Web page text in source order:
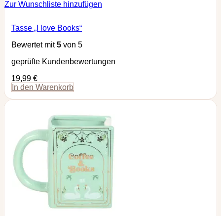
Zur Wunschliste hinzufügen
Tasse „I love Books“
Bewertet mit5 von 5
geprüfte Kundenbewertungen
19,99 €
In den Warenkorb